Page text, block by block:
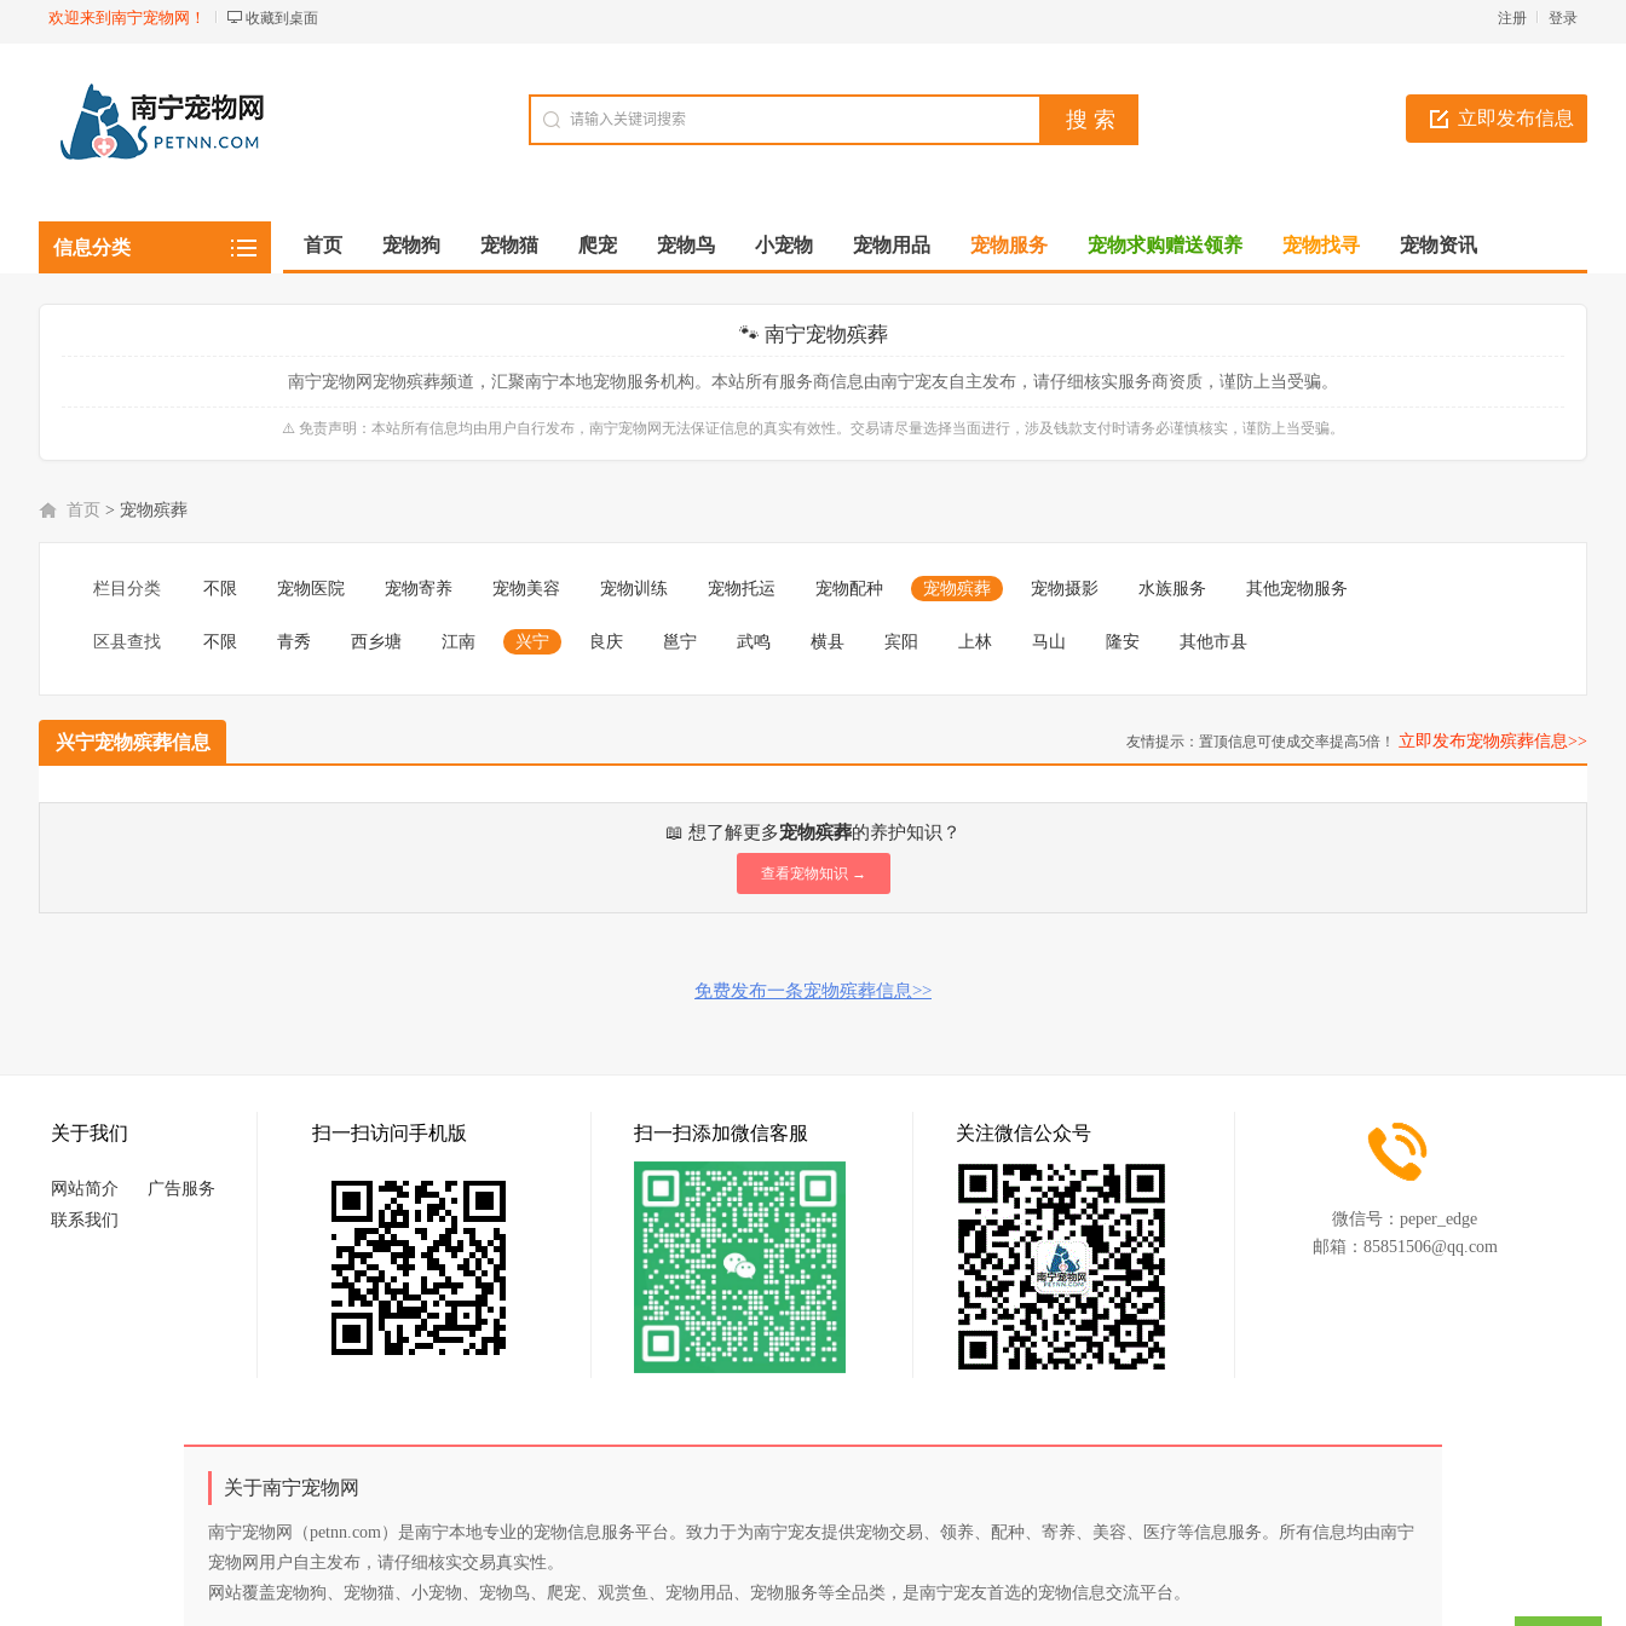
欢迎来到南宁宠物网！ 收藏到桌面 登录
注册
立即发布信息
信息分类 首页 宠物狗 宠物猫 爬宠 宠物鸟 小宠物 宠物用品 宠物服务 宠物求购赠送领养 宠物找寻 宠物资讯
🐾 南宁宠物殡葬
南宁宠物网宠物殡葬频道，汇聚南宁本地宠物服务机构。本站所有服务商信息由南宁宠友自主发布，请仔细核实服务商资质，谨防上当受骗。
⚠️ 免责声明：本站所有信息均由用户自行发布，南宁宠物网无法保证信息的真实有效性。交易请尽量选择当面进行，涉及钱款支付时请务必谨慎核实，谨防上当受骗。
首页 > 宠物殡葬
栏目分类 不限 宠物医院 宠物寄养 宠物美容 宠物训练 宠物托运 宠物配种 宠物殡葬 宠物摄影 水族服务 其他宠物服务
区县查找 不限 青秀 西乡塘 江南 兴宁 良庆 邕宁 武鸣 横县 宾阳 上林 马山 隆安 其他市县
兴宁宠物殡葬信息 友情提示：置顶信息可使成交率提高5倍！ 立即发布宠物殡葬信息>>
📖 想了解更多宠物殡葬的养护知识？
查看宠物知识 →
免费发布一条宠物殡葬信息>>
关于我们
网站简介
广告服务
联系我们
扫一扫访问手机版 扫一扫添加微信客服 关注微信公众号
微信号： peper_edge
邮箱： 85851506@qq.com
关于南宁宠物网
南宁宠物网（petnn.com）是南宁本地专业的宠物信息服务平台。致力于为南宁宠友提供宠物交易、领养、配种、寄养、美容、医疗等信息服务。所有信息均由南宁
宠物网用户自主发布，请仔细核实交易真实性。
网站覆盖宠物狗、宠物猫、小宠物、宠物鸟、爬宠、观赏鱼、宠物用品、宠物服务等全品类，是南宁宠友首选的宠物信息交流平台。